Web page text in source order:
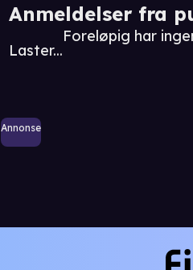
Anmeldelser fra
Laster...
Foreløpig har
Annonse